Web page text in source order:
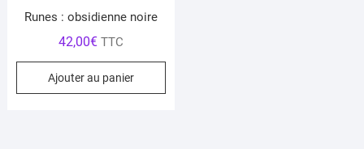
Runes : obsidienne noire
42,00€ TTC
Ajouter au panier